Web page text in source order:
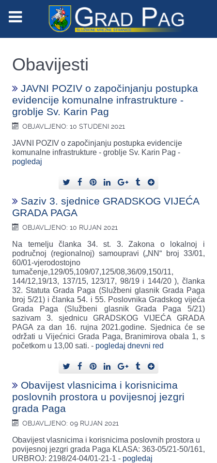
Obavijesti
JAVNI POZIV o započinjanju postupka
evidencije komunalne infrastrukture -
groblje Sv. Karin Pag
OBJAVLJENO: 10 STUDENI 2021
JAVNI POZIV o započinjanju postupka evidencije
komunalne infrastrukture - groblje Sv. Karin Pag -
pogledaj
Saziv 3. sjednice GRADSKOG VIJEĆA
GRADA PAGA
OBJAVLJENO: 10 RUJAN 2021
Na temelju članka 34. st. 3. Zakona o lokalnoj i
područnoj (regionalnoj) samoupravi („NN“ broj 33/01,
60/01-vjerodostojno
tumačenje,129/05,109/07,125/08,36/09,150/11,
144/12,19/13, 137/15, 123/17, 98/19 i 144/20 ), članka
32. Statuta Grada Paga (Službeni glasnik Grada Paga
broj 5/21) i članka 54. i 55. Poslovnika Gradskog vijeća
Grada Paga (Službeni glasnik Grada Paga 5/21)
sazivam 3. sjednicu GRADSKOG VIJEĆA GRADA
PAGA za dan 16. rujna 2021.godine. Sjednica će se
održati u Vijećnici Grada Paga, Branimirova obala 1, s
početkom u 13,00 sati. - pogledaj dnevni red
Obavijest vlasnicima i korisnicima
poslovnih prostora u povijesnoj jezgri
grada Paga
OBJAVLJENO: 09 RUJAN 2021
Obavijest vlasnicima i korisnicima poslovnih prostora u
povijesnoj jezgri grada Paga KLASA: 363-05/21-50/161,
URBROJ: 2198/24-04/01-21-1 - pogledaj